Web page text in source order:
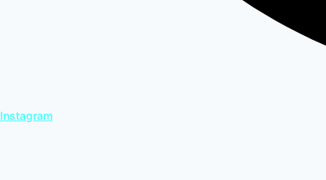
Instagram